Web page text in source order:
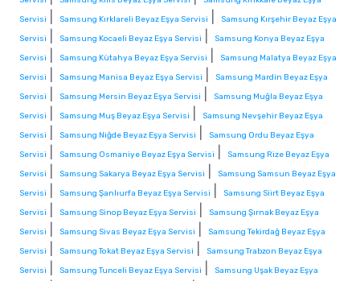
Servisi
Samsung Kırklareli Beyaz Eşya Servisi
Samsung Kırşehir Beyaz Eşya
Servisi
Samsung Kocaeli Beyaz Eşya Servisi
Samsung Konya Beyaz Eşya
Servisi
Samsung Kütahya Beyaz Eşya Servisi
Samsung Malatya Beyaz Eşya
Servisi
Samsung Manisa Beyaz Eşya Servisi
Samsung Mardin Beyaz Eşya
Servisi
Samsung Mersin Beyaz Eşya Servisi
Samsung Muğla Beyaz Eşya
Servisi
Samsung Muş Beyaz Eşya Servisi
Samsung Nevşehir Beyaz Eşya
Servisi
Samsung Niğde Beyaz Eşya Servisi
Samsung Ordu Beyaz Eşya
Servisi
Samsung Osmaniye Beyaz Eşya Servisi
Samsung Rize Beyaz Eşya
Servisi
Samsung Sakarya Beyaz Eşya Servisi
Samsung Samsun Beyaz Eşya
Servisi
Samsung Şanlıurfa Beyaz Eşya Servisi
Samsung Siirt Beyaz Eşya
Servisi
Samsung Sinop Beyaz Eşya Servisi
Samsung Şırnak Beyaz Eşya
Servisi
Samsung Sivas Beyaz Eşya Servisi
Samsung Tekirdağ Beyaz Eşya
Servisi
Samsung Tokat Beyaz Eşya Servisi
Samsung Trabzon Beyaz Eşya
Servisi
Samsung Tunceli Beyaz Eşya Servisi
Samsung Uşak Beyaz Eşya